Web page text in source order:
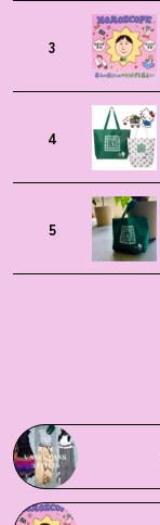
3
4
5